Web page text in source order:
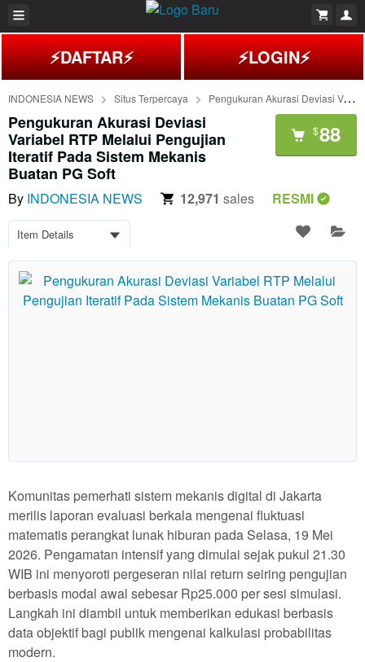
⚡DAFTAR⚡ ⚡LOGIN⚡
INDONESIA NEWS Situs Terpercaya Pengukuran Akurasi Deviasi Variabel RTP Melalui Pengujian Iteratif Pada Sistem Mekanis Buatan PG Soft
Pengukuran Akurasi Deviasi
Variabel RTP Melalui Pengujian
Iteratif Pada Sistem Mekanis
Buatan PG Soft
$88
By INDONESIA NEWS 12,971 sales RESMI
Item Details
Show More
Komunitas pemerhati sistem mekanis digital di Jakarta
merilis laporan evaluasi berkala mengenai fluktuasi
matematis perangkat lunak hiburan pada Selasa, 19 Mei
2026. Pengamatan intensif yang dimulai sejak pukul 21.30
WIB ini menyoroti pergeseran nilai return seiring pengujian
berbasis modal awal sebesar Rp25.000 per sesi simulasi.
Langkah ini diambil untuk memberikan edukasi berbasis
data objektif bagi publik mengenai kalkulasi probabilitas
modern.